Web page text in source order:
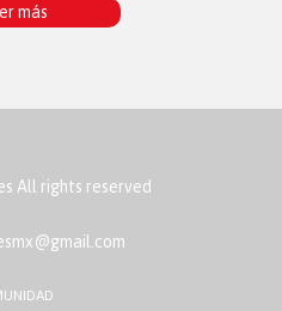
más
All rights reserved